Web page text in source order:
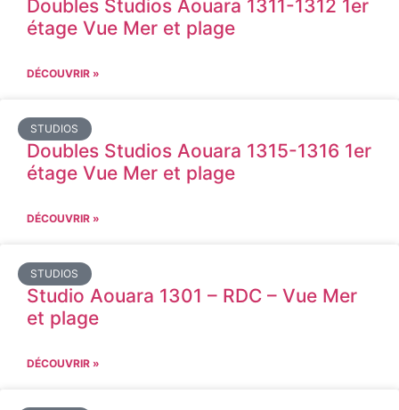
Doubles Studios Aouara 1311-1312 1er
étage Vue Mer et plage
DÉCOUVRIR »
STUDIOS
Doubles Studios Aouara 1315-1316 1er
étage Vue Mer et plage
DÉCOUVRIR »
STUDIOS
Studio Aouara 1301 – RDC – Vue Mer
et plage
DÉCOUVRIR »